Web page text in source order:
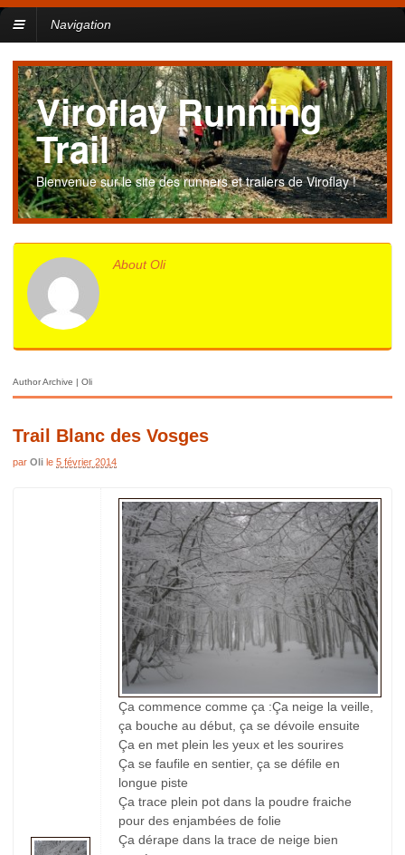
Navigation
Viroflay Running
Trail
Bienvenue sur le site des runners et trailers de Viroflay !
About Oli
Author Archive | Oli
Trail Blanc des Vosges
par Oli le 5 février 2014
Ça commence comme ça :Ça neige la veille,
ça bouche au début, ça se dévoile ensuite
Ça en met plein les yeux et les sourires
Ça se faufile en sentier, ça se défile en
longue piste
Ça trace plein pot dans la poudre fraiche
pour des enjambées de folie
Ça dérape dans la trace de neige bien